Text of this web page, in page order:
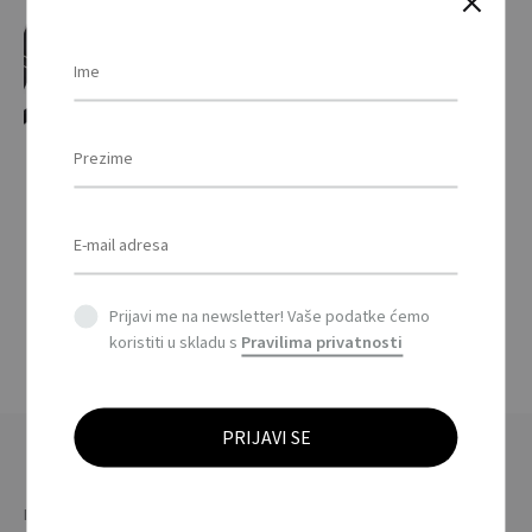
torba / Weekend bag
This
product
has
The
Prijavi me na newsletter! Vaše podatke ćemo
koristiti u skladu s Pravilima privatnosti